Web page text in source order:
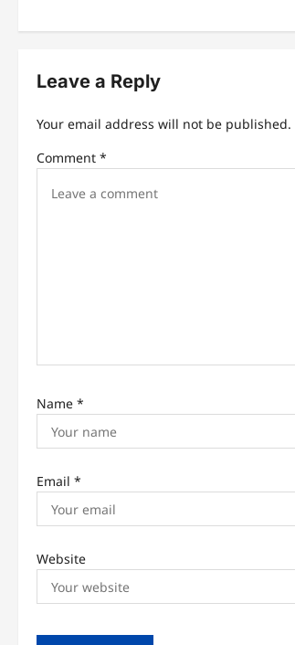
n
a
v
o
Leave a Reply
Your email address will not be published.
Comment *
Name *
Email *
Website